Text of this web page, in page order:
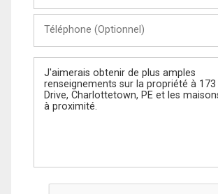
(Optionnel)
Message